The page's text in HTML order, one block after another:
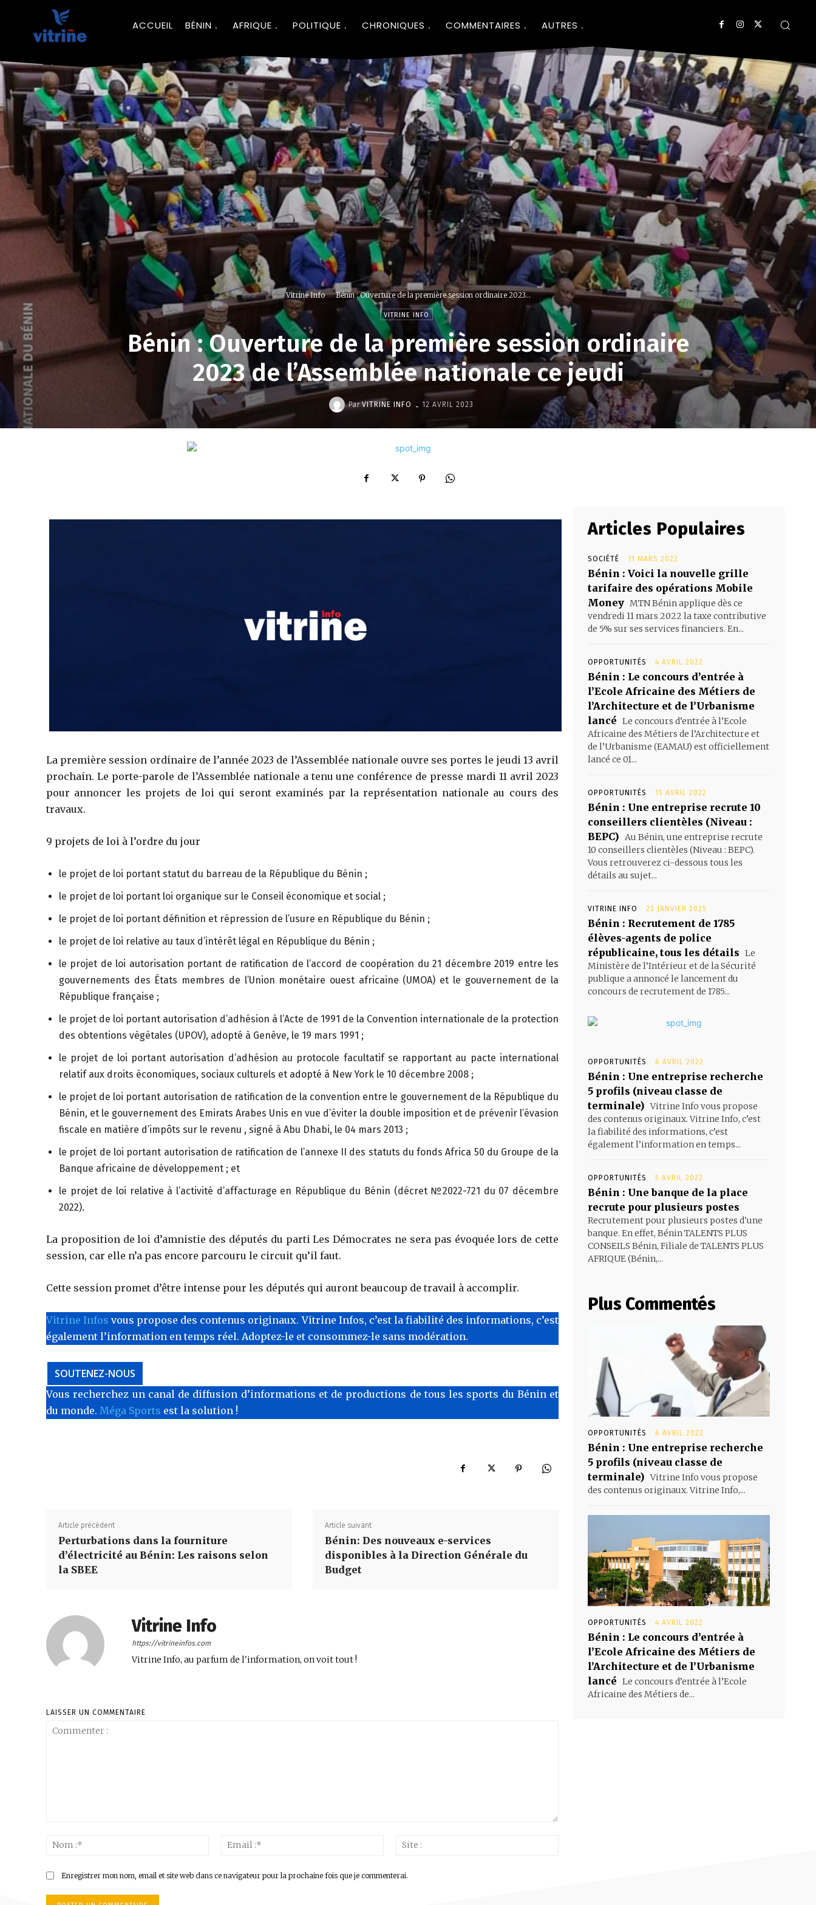
ACCUEIL BÉNIN AFRIQUE POLITIQUE CHRONIQUES COMMENTAIRES AUTRES
Vitrine Info Bénin : Ouverture de la première session ordinaire 2023...
VITRINE INFO
Bénin : Ouverture de la première session ordinaire
2023 de l’Assemblée nationale ce jeudi
Par VITRINE INFO - 12 AVRIL 2023
La première session ordinaire de l’année 2023 de l’Assemblée nationale ouvre ses portes le jeudi 13 avril
prochain. Le porte-parole de l’Assemblée nationale a tenu une conférence de presse mardi 11 avril 2023
pour annoncer les projets de loi qui seront examinés par la représentation nationale au cours des
travaux.
9 projets de loi à l’ordre du jour
le projet de loi portant statut du barreau de la République du Bénin ;
le projet de loi portant loi organique sur le Conseil économique et social ;
le projet de loi portant définition et répression de l’usure en République du Bénin ;
le projet de loi relative au taux d’intérêt légal en République du Bénin ;
le projet de loi autorisation portant de ratification de l’accord de coopération du 21 décembre 2019 entre les
gouvernements des États membres de l’Union monétaire ouest africaine (UMOA) et le gouvernement de la
République française ;
le projet de loi portant autorisation d’adhésion à l’Acte de 1991 de la Convention internationale de la protection
des obtentions végétales (UPOV), adopté à Genève, le 19 mars 1991 ;
le projet de loi portant autorisation d’adhésion au protocole facultatif se rapportant au pacte international
relatif aux droits économiques, sociaux culturels et adopté à New York le 10 décembre 2008 ;
le projet de loi portant autorisation de ratification de la convention entre le gouvernement de la République du
Bénin, et le gouvernement des Emirats Arabes Unis en vue d’éviter la double imposition et de prévenir l’évasion
fiscale en matière d’impôts sur le revenu , signé à Abu Dhabi, le 04 mars 2013 ;
le projet de loi portant autorisation de ratification de l’annexe II des statuts du fonds Africa 50 du Groupe de la
Banque africaine de développement ; et
le projet de loi relative à l’activité d’affacturage en République du Bénin (décret №2022-721 du 07 décembre
2022).
La proposition de loi d’amnistie des députés du parti Les Démocrates ne sera pas évoquée lors de cette
session, car elle n’a pas encore parcouru le circuit qu’il faut.
Cette session promet d’être intense pour les députés qui auront beaucoup de travail à accomplir.
Vitrine Infos vous propose des contenus originaux. Vitrine Infos, c’est la fiabilité des informations, c’est
également l’information en temps réel. Adoptez-le et consommez-le sans modération.
SOUTENEZ-NOUS
Vous recherchez un canal de diffusion d’informations et de productions de tous les sports du Bénin et
du monde. Méga Sports est la solution !
Article précédent
Perturbations dans la fourniture
d’électricité au Bénin: Les raisons selon
la SBEE
Article suivant
Bénin: Des nouveaux e-services
disponibles à la Direction Générale du
Budget
Vitrine Info
https://vitrineinfos.com
Vitrine Info, au parfum de l'information, on voit tout !
LAISSER UN COMMENTAIRE
Email
Enregistrer mon nom, email et site web dans ce navigateur pour la prochaine fois que je commenterai.
Articles Populaires
SOCIÉTÉ 11 MARS 2022
Bénin : Voici la nouvelle grille
tarifaire des opérations Mobile
Money MTN Bénin applique dès ce
vendredi 11 mars 2022 la taxe contributive
de 5% sur ses services financiers. En...
OPPORTUNITÉS 4 AVRIL 2022
Bénin : Le concours d’entrée à
l’Ecole Africaine des Métiers de
l’Architecture et de l’Urbanisme
lancé Le concours d’entrée à l’Ecole
Africaine des Métiers de l’Architecture et
de l’Urbanisme (EAMAU) est officiellement
lancé ce 01...
OPPORTUNITÉS 15 AVRIL 2022
Bénin : Une entreprise recrute 10
conseillers clientèles (Niveau :
BEPC) Au Bénin, une entreprise recrute
10 conseillers clientèles (Niveau : BEPC).
Vous retrouverez ci-dessous tous les
détails au sujet...
VITRINE INFO 22 JANVIER 2025
Bénin : Recrutement de 1785
élèves-agents de police
républicaine, tous les détails Le
Ministère de l’Intérieur et de la Sécurité
publique a annoncé le lancement du
concours de recrutement de 1785...
OPPORTUNITÉS 6 AVRIL 2022
Bénin : Une entreprise recherche
5 profils (niveau classe de
terminale) Vitrine Info vous propose
des contenus originaux. Vitrine Info, c’est
la fiabilité des informations, c’est
également l’information en temps...
OPPORTUNITÉS 5 AVRIL 2022
Bénin : Une banque de la place
recrute pour plusieurs postes
Recrutement pour plusieurs postes d'une
banque. En effet, Bénin TALENTS PLUS
CONSEILS Bénin, Filiale de TALENTS PLUS
AFRIQUE (Bénin,...
Plus Commentés
OPPORTUNITÉS 6 AVRIL 2022
Bénin : Une entreprise recherche
5 profils (niveau classe de
terminale) Vitrine Info vous propose
des contenus originaux. Vitrine Info,...
OPPORTUNITÉS 4 AVRIL 2022
Bénin : Le concours d’entrée à
l’Ecole Africaine des Métiers de
l’Architecture et de l’Urbanisme
lancé Le concours d’entrée à l’Ecole
Africaine des Métiers de...